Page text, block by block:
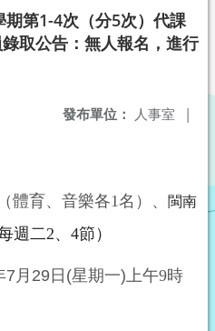
第1-4次（分5次）代課
取公告：無人報名，進行
發布單位： 人事室 |
體育、音樂各1名）、 閩南
每週二2、 4節）
7 月 29 日 (星期一)上午9時